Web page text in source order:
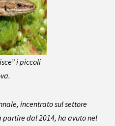
i piccoli
incentrato sul settore
dal 2014, ha avuto nel